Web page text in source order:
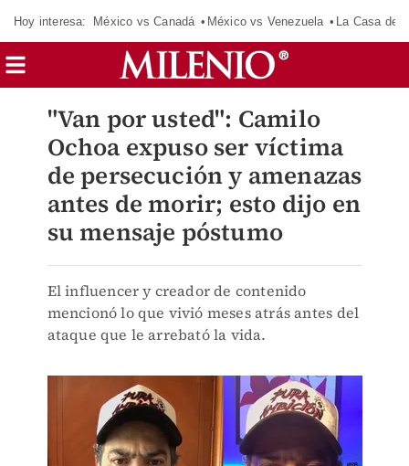
Hoy interesa: México vs Canadá México vs Venezuela La Casa de
"Van por usted": Camilo
Ochoa expuso ser víctima
de persecución y amenazas
antes de morir; esto dijo en
su mensaje póstumo
El influencer y creador de contenido
mencionó lo que vivió meses atrás antes del
ataque que le arrebató la vida.